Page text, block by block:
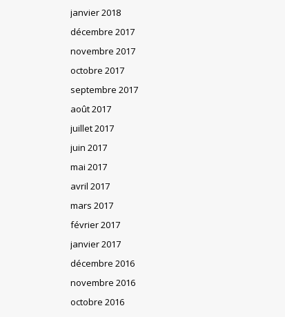
janvier 2018
décembre 2017
novembre 2017
octobre 2017
septembre 2017
août 2017
juillet 2017
juin 2017
mai 2017
avril 2017
mars 2017
février 2017
janvier 2017
décembre 2016
novembre 2016
octobre 2016